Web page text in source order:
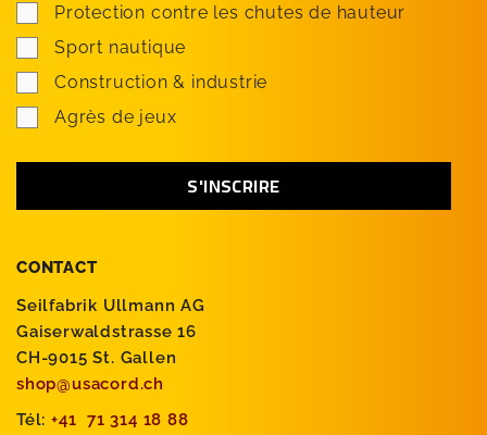
CONTACT
Seilfabrik Ullmann AG
Gaiserwaldstrasse 16
CH-9015 St. Gallen
shop@usacord.ch
Tél: +41 71 314 18 88
Protection contre les chutes de hauteur
Sport nautique
Construction & industrie
Agrès de jeux